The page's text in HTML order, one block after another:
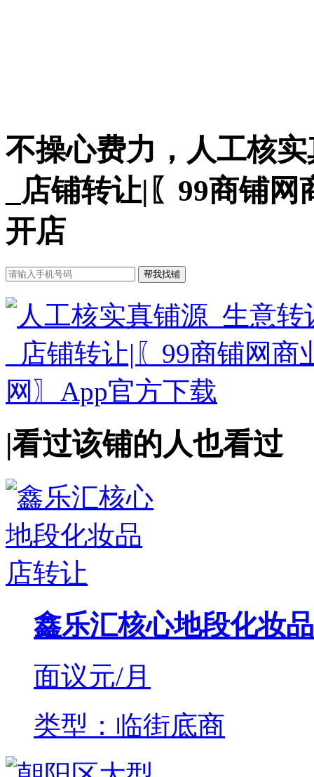
不操心费力，人工核
_店铺转让|〖99商铺
开店
|看过该铺的人也看过
鑫乐汇核心地段化妆
面议元/月
类型：临街底商